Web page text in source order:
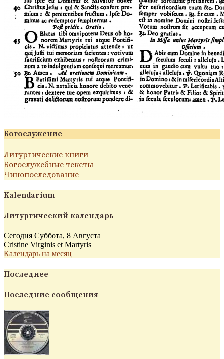
Богослужение
Литургические книги
Богослужебные тексты
Чинопоследование
Kalendarium
Литургический календарь
Сегодня Суббота, 8 Августа
Cristine Virginis et Martyris
Календарь на месяц
Последнее
Последние сообщения